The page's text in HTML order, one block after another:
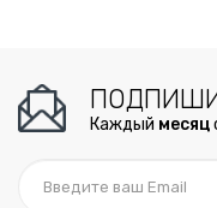
Каждый месяц